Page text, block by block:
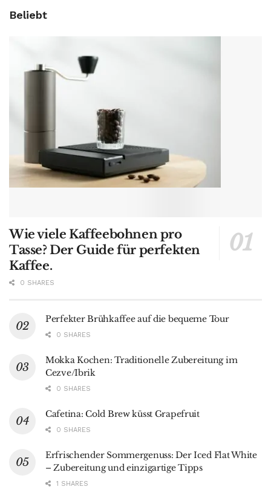
Beliebt
Wie viele Kaffeebohnen pro
Tasse? Der Guide für perfekten
Kaffee.
0 SHARES
Perfekter Brühkaffee auf die bequeme Tour
0 SHARES
Mokka Kochen: Traditionelle Zubereitung im
Cezve/Ibrik
0 SHARES
Cafetina: Cold Brew küsst Grapefruit
0 SHARES
Erfrischender Sommergenuss: Der Iced Flat White
– Zubereitung und einzigartige Tipps
1 SHARES